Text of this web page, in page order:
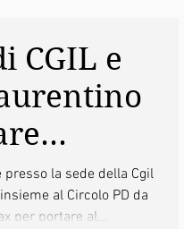
CGIL e
di tutta
presso la sede della Cgil
al Circolo PD da
per portare al...